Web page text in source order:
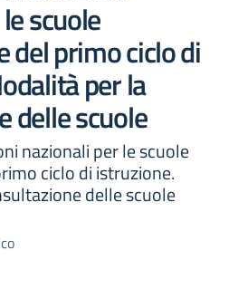
scuole
del primo ciclo di
per la
delle scuole
nazionali per le scuole
ciclo di istruzione.
delle scuole